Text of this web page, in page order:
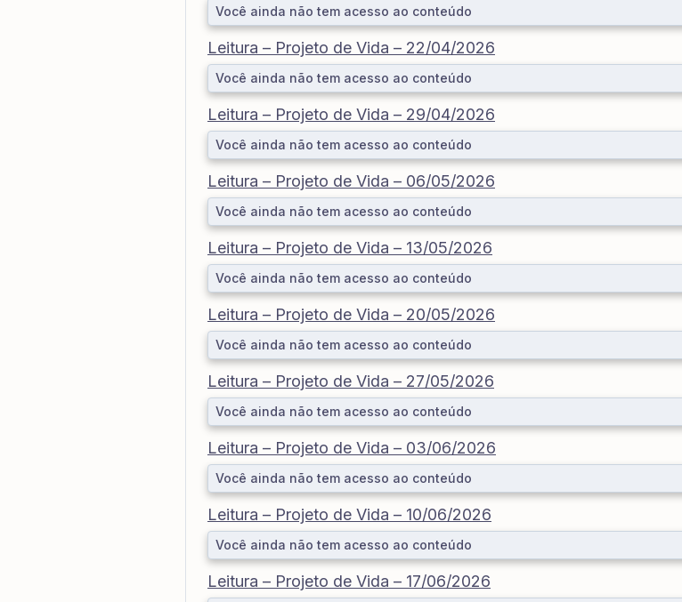
Você ainda não tem acesso ao conteúdo
Leitura – Projeto de Vida – 22/04/2026
Você ainda não tem acesso ao conteúdo
Leitura – Projeto de Vida – 29/04/2026
Você ainda não tem acesso ao conteúdo
Leitura – Projeto de Vida – 06/05/2026
Você ainda não tem acesso ao conteúdo
Leitura – Projeto de Vida – 13/05/2026
Você ainda não tem acesso ao conteúdo
Leitura – Projeto de Vida – 20/05/2026
Você ainda não tem acesso ao conteúdo
Leitura – Projeto de Vida – 27/05/2026
Você ainda não tem acesso ao conteúdo
Leitura – Projeto de Vida – 03/06/2026
Você ainda não tem acesso ao conteúdo
Leitura – Projeto de Vida – 10/06/2026
Você ainda não tem acesso ao conteúdo
Leitura – Projeto de Vida – 17/06/2026